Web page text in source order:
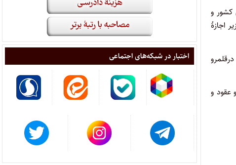
کشور و‌
اجازۀ
عقود و‌
اختبار در شبکه‌های اجتماعی